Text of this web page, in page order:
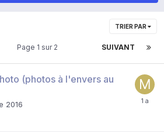
TRIER PAR
SUIVANT
Page 1 sur 2
(photos à l'envers au
2016